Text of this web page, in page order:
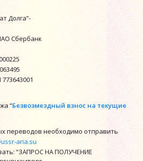
Долга”-
Сбербанк
“Безвозмездный взнос на текущие
переводов необходимо отправить
aria.su
“ЗАПРОС НА ПОЛУЧЕНИЕ